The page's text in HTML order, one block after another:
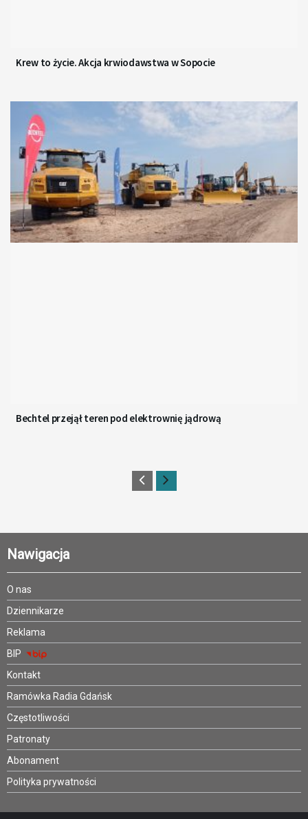
Krew to życie. Akcja krwiodawstwa w Sopocie
Bechtel przejął teren pod elektrownię jądrową
Nawigacja
O nas
Dziennikarze
Reklama
BIP
Kontakt
Ramówka Radia Gdańsk
Częstotliwości
Patronaty
Abonament
Polityka prywatności